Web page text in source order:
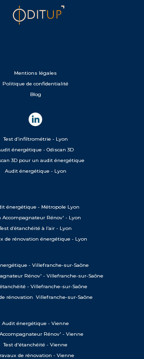
Mentions légales
Politique de confidentialité
Blog
Test d’infiltrométrie - Lyon
énergétique - Odiscan 3D
3D pour un audit énergétique
Audit énergétique - Lyon
énergétique - Métropole Lyon
Accompagnateur Rénov' - Lyon
d’étanchéité à l’air - Lyon
de rénovation énergétique - Lyon
- Villefranche-sur-Saône
Rénov' - Villefranche-sur-Saône
- Villefranche-sur-Saône
rénovation Villefranche-sur-Saône
Audit énergétique - Vienne
Rénov' - Vienne
Test d'étanchéité - Vienne
de rénovation - Vienne